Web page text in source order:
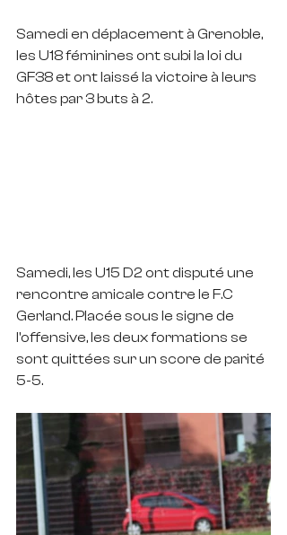
Samedi en déplacement à Grenoble,
les U18 féminines ont subi la loi du
GF38 et ont laissé la victoire à leurs
hôtes par 3 buts à 2.
Samedi, les U15 D2 ont disputé une
rencontre amicale contre le F.C
Gerland. Placée sous le signe de
l'offensive, les deux formations se
sont quittées sur un score de parité
5-5.